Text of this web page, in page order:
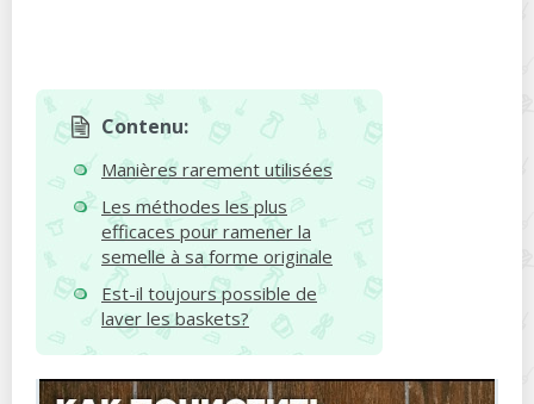
Contenu:
Manières rarement utilisées
Les méthodes les plus
efficaces pour ramener la
semelle à sa forme originale
Est-il toujours possible de
laver les baskets?